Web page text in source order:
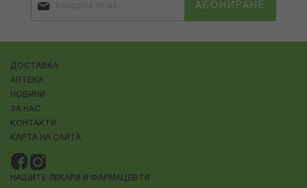
АБОНИРАНЕ
ДОСТАВКА
АПТЕКИ
НОВИНИ
ЗА НАС
КОНТАКТИ
КАРТА НА САЙТА
НАШИТЕ ЛЕКАРИ И ФАРМАЦЕВТИ